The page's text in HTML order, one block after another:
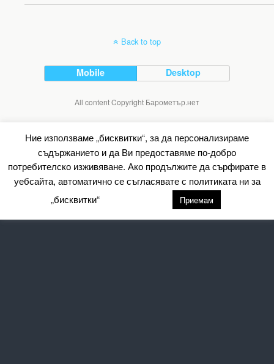
Back to top
Mobile Desktop
All content Copyright Барометър.нет
Ние използваме „бисквитки“, за да персонализираме
съдържанието и да Ви предоставяме по-добро
потребителско изживяване. Ако продължите да сърфирате в
уебсайта, автоматично се съгласявате с политиката ни за
„бисквитки“
Приемам